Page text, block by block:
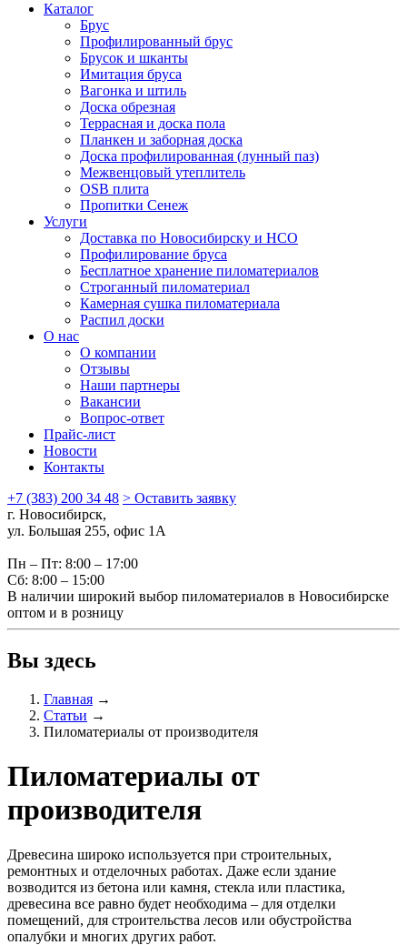
Каталог
Брус
Профилированный брус
Брусок и шканты
Имитация бруса
Вагонка и штиль
Доска обрезная
Террасная и доска пола
Планкен и заборная доска
Доска профилированная (лунный паз)
Межвенцовый утеплитель
OSB плита
Пропитки Сенеж
Услуги
Доставка по Новосибирску и НСО
Профилирование бруса
Бесплатное хранение пиломатериалов
Строганный пиломатериал
Камерная сушка пиломатериала
Распил доски
О нас
О компании
Отзывы
Наши партнеры
Вакансии
Вопрос-ответ
Прайс-лист
Новости
Контакты
+7 (383) 200 34 48 > Оставить заявку
г. Новосибирск,
ул. Большая 255, офис 1А
Пн – Пт: 8:00 – 17:00
Сб: 8:00 – 15:00
В наличии широкий выбор пиломатериалов в Новосибирске
оптом и в розницу
Вы здесь
Главная →
Статьи →
Пиломатериалы от производителя
Пиломатериалы от
производителя
Древесина широко используется при строительных,
ремонтных и отделочных работах. Даже если здание
возводится из бетона или камня, стекла или пластика,
древесина все равно будет необходима – для отделки
помещений, для строительства лесов или обустройства
опалубки и многих других работ.